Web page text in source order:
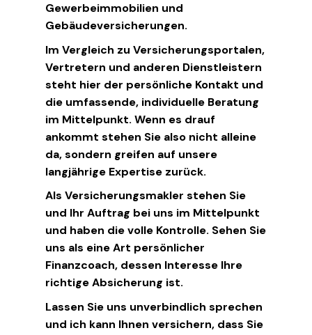
Gewerbeimmobilien und
Gebäudeversicherungen.
Im Vergleich zu Versicherungsportalen,
Vertretern und anderen Dienstleistern
steht hier der persönliche Kontakt und
die umfassende, individuelle Beratung
im Mittelpunkt. Wenn es drauf
ankommt stehen Sie also nicht alleine
da, sondern greifen auf unsere
langjährige Expertise zurück.
Als Versicherungsmakler stehen Sie
und Ihr Auftrag bei uns im Mittelpunkt
und haben die volle Kontrolle. Sehen Sie
uns als eine Art persönlicher
Finanzcoach, dessen Interesse Ihre
richtige Absicherung ist.
Lassen Sie uns unverbindlich sprechen
und ich kann Ihnen versichern, dass Sie